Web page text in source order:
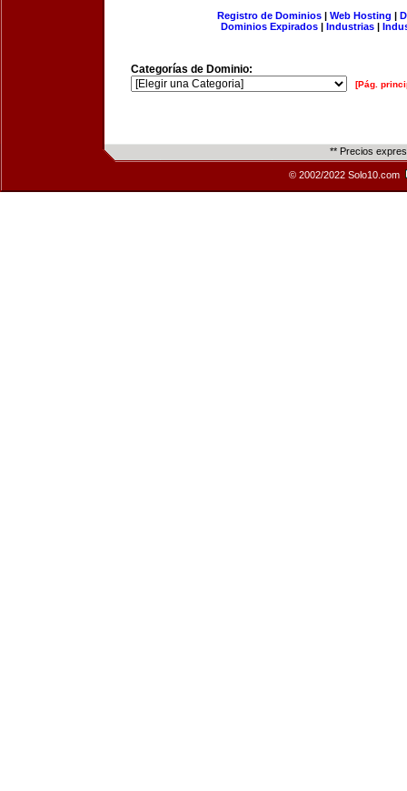
Registro de Dominios| Web Hosting |
Dominios Expirados | Industrias |
Categorías de Dominio:
[Pág.
** Precios
© 2002/2022 Solo10.com